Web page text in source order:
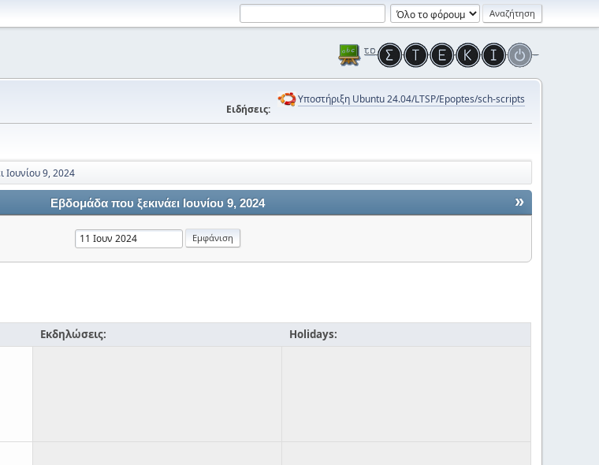
Ειδήσεις:
Υποστήριξη Ubuntu 24.04/LTSP/Epoptes/sch-scripts
Ιουνίου 9, 2024
»
Εβδομάδα που ξεκινάει Ιουνίου 9, 2024
Εκδηλώσεις: Holidays: